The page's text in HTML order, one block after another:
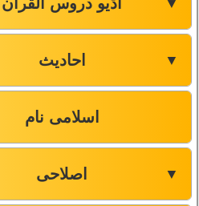
▼
احادیث ▼
اسلامی نام
اصلاحی ▼